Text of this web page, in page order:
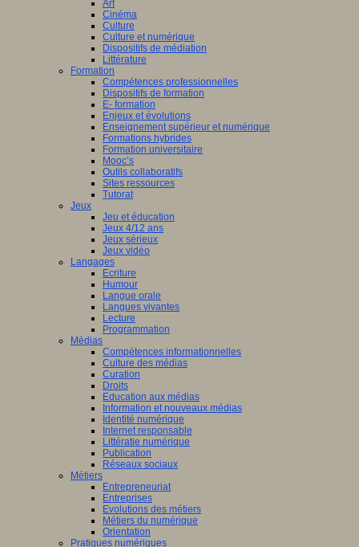
Art
Cinéma
Culture
Culture et numérique
Dispositifs de médiation
Littérature
Formation
Compétences professionnelles
Dispositifs de formation
E- formation
Enjeux et évolutions
Enseignement supérieur et numérique
Formations hybrides
Formation universitaire
Mooc’s
Outils collaboratifs
Sites ressources
Tutorat
Jeux
Jeu et éducation
Jeux 4/12 ans
Jeux sérieux
Jeux vidéo
Langages
Ecriture
Humour
Langue orale
Langues vivantes
Lecture
Programmation
Médias
Compétences informationnelles
Culture des médias
Curation
Droits
Education aux médias
Information et nouveaux médias
Identité numérique
Internet responsable
Littératie numérique
Publication
Réseaux sociaux
Métiers
Entrepreneuriat
Entreprises
Evolutions des métiers
Métiers du numérique
Orientation
Pratiques numériques